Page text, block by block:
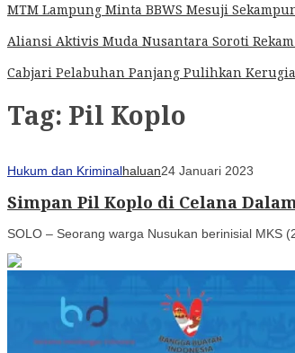
MTM Lampung Minta BBWS Mesuji
Aliansi Aktivis Muda Nusantara Soroti
Cabjari Pelabuhan Panjang Pulihkan
Tag: Pil Koplo
Hukum dan Kriminalhaluan24 Januari 2023
Simpan Pil Koplo di Celana
SOLO – Seorang warga Nusukan berinisial